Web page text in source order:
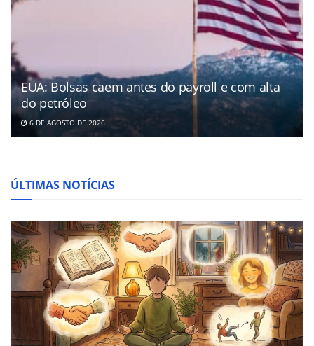
EUA: Bolsas caem antes do payroll e com alta
do petróleo
6 DE AGOSTO DE 2026
ÚLTIMAS NOTÍCIAS